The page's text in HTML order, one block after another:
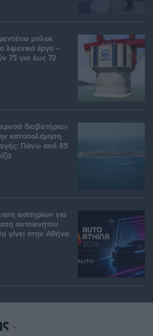
μπλοκ
λιμενικό έργο –
75 για έως 72
διαβατήρια»
καταπολέμηση
Πάνω από 85
εισιτηρίων για
αυτοκινήτου
γίνει στην Αθήνα